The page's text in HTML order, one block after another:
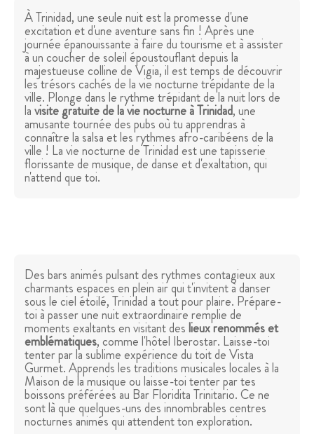
À Trinidad, une seule nuit est la promesse d'une
excitation et d'une aventure sans fin ! Après une
journée épanouissante à faire du tourisme et à assister
à un coucher de soleil époustouflant depuis la
majestueuse colline de Vigia, il est temps de découvrir
les trésors cachés de la vie nocturne trépidante de la
ville. Plonge dans le rythme trépidant de la nuit lors de
lavisite gratuite de la vie nocturne à Trinidad, une
amusante tournée des pubs où tu apprendras à
connaître la salsa et les rythmes afro-caribéens de la
ville ! La vie nocturne de Trinidad est une tapisserie
florissante de musique, de danse et d'exaltation, qui
n'attend que toi.
Des bars animés pulsant des rythmes contagieux aux
charmants espaces en plein air qui t'invitent à danser
sous le ciel étoilé, Trinidad a tout pour plaire. Prépare-
toi à passer une nuit extraordinaire remplie de
moments exaltants en visitant deslieux renommés et
emblématiques, comme l'hôtel Iberostar. Laisse-toi
tenter par la sublime expérience du toit de Vista
Gurmet. Apprends les traditions musicales locales à la
Maison de la musique ou laisse-toi tenter par tes
boissons préférées au Bar Floridita Trinitario. Ce ne
sont là que quelques-uns des innombrables centres
nocturnes animés qui attendent ton exploration.